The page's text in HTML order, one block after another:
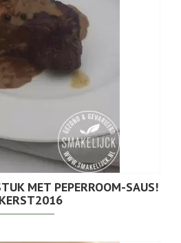
MET PEPERROOM-SAUS!